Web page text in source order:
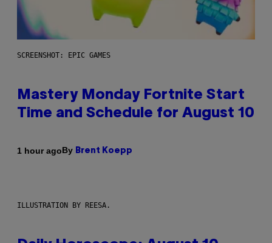
SCREENSHOT: EPIC GAMES
Mastery Monday Fortnite Start
Time and Schedule for August 10
1 hour agoBy Brent Koepp
ILLUSTRATION BY REESA.